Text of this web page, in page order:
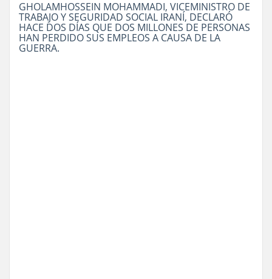
GHOLAMHOSSEIN MOHAMMADI, VICEMINISTRO DE
TRABAJO Y SEGURIDAD SOCIAL IRANÍ, DECLARÓ
HACE DOS DÍAS QUE DOS MILLONES DE PERSONAS
HAN PERDIDO SUS EMPLEOS A CAUSA DE LA
GUERRA.